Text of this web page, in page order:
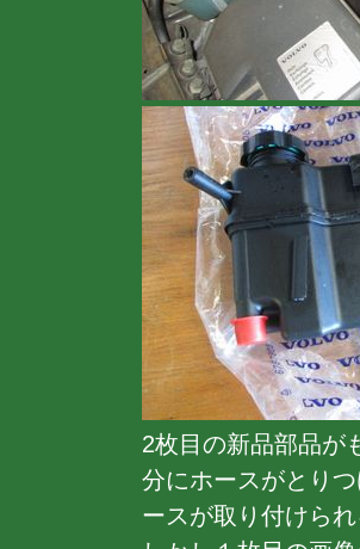
2枚目の新品部品が
分にホースがとり
ースが取り付けら